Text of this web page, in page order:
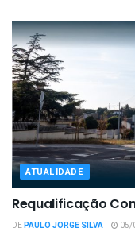
ATUALIDADE
Requalificação
DEPAULO JORGE SILVA 05/